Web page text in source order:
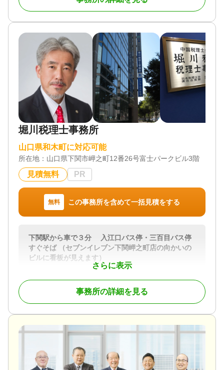
いった業務に携わってまいりました。相続税の相談
ても対応しております。
対応地域
山口県全域
対応業務
遺産分割 / 相続税申告
対応体制
訪問可 / 土日相談可 / 初回相談無料 / 18時以降相談可
/ オンライン面談可 / 事務所面談可
堀川税理士事務所
山口県和木町に対応可能
所在地： 山口県下関市岬之町12番26号富士パークビル3階
見積無料 PR
無料 この事務所を含めて一括見積をする
さらに表示
下関駅から車で３分 入江口バス停・三百目バス停
すぐそば （セブンイレブン下関岬之町店の向かいの
ビルに看板が見えます）
お客様との信頼関係が何より大事だと考えておりま
す。いつも心がけているのは、お客様へのきめ細か
なサービスです。私は、これまで相続関連のセミナ
ーや講演も多く行っております。また、数多くの相
下関市とその近隣（山陽小野田市・宇部市・美祢
市・萩市・長門市）
事務所の詳細を見る